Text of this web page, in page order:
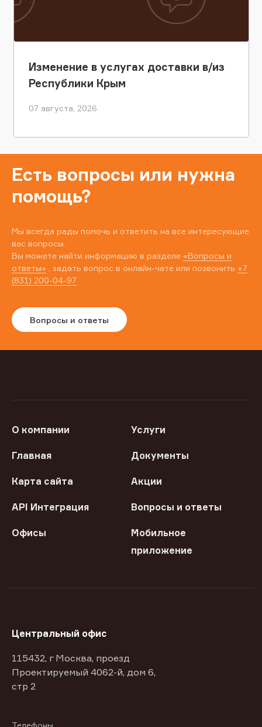
Изменение в услугах доставки в/из
Республики Крым
07 августа, 2026
Есть вопросы или нужна
помощь?
Мы всегда рады помочь и ответить на все интересующие
вас вопросы.
Вы можете найти информацию в разделе «Вопросы и
ответы» , задать вопрос в онлайн-чате или позвонить +7
(831) 200-04-97
Вопросы и ответы
О компании Услуги
Главная Документы
Карта сайта Акции
API Интеграция Вопросы и ответы
Офисы
Мобильное
приложение
Центральный офис
115432, г Москва, проезд
Проектируемый 4062-й, дом 6,
стр 2